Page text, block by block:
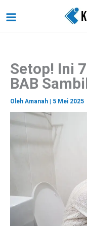
ke
Setop! Ini
BAB
Oleh Amanah 5 Mei 2025
a